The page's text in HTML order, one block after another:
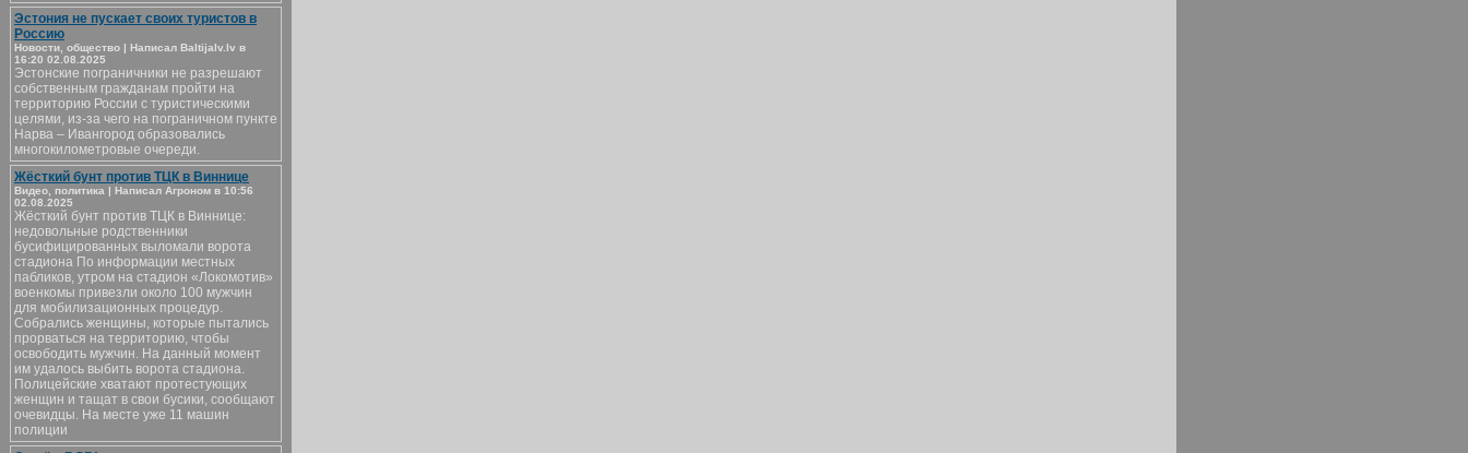
Эстония не пускает своих туристов в
Россию
Новости, общество | Написал Baltijalv.lv в
16:20 02.08.2025
Эстонские пограничники не разрешают
собственным гражданам пройти на
территорию России с туристическими
целями, из-за чего на пограничном пункте
Нарва – Ивангород образовались
многокилометровые очереди.
Жёсткий бунт против ТЦК в Виннице
Видео, политика | Написал Агроном в 10:56
02.08.2025
Жёсткий бунт против ТЦК в Виннице:
недовольные родственники
бусифицированных выломали ворота
стадиона По информации местных
пабликов, утром на стадион «Локомотив»
военкомы привезли около 100 мужчин
для мобилизационных процедур.
Собрались женщины, которые пытались
прорваться на территорию, чтобы
освободить мужчин. На данный момент
им удалось выбить ворота стадиона.
Полицейские хватают протестующих
женщин и тащат в свои бусики, сообщают
очевидцы. На месте уже 11 машин
полиции